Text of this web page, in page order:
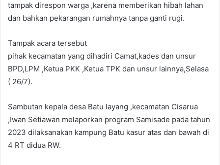
tampak direspon warga ,karena memberikan hibah lahan
dan bahkan pekarangan rumahnya tanpa ganti rugi.
Tampak acara tersebut
pihak kecamatan yang dihadiri Camat,kades dan unsur
BPD,LPM ,Ketua PKK ,Ketua TPK dan unsur lainnya,Selasa
( 26/7).
Sambutan kepala desa Batu layang ,kecamatan Cisarua
,Iwan Setiawan melaporkan program Samisade pada tahun
2023 dilaksanakan kampung Batu kasur atas dan bawah di
4 RT didua RW.